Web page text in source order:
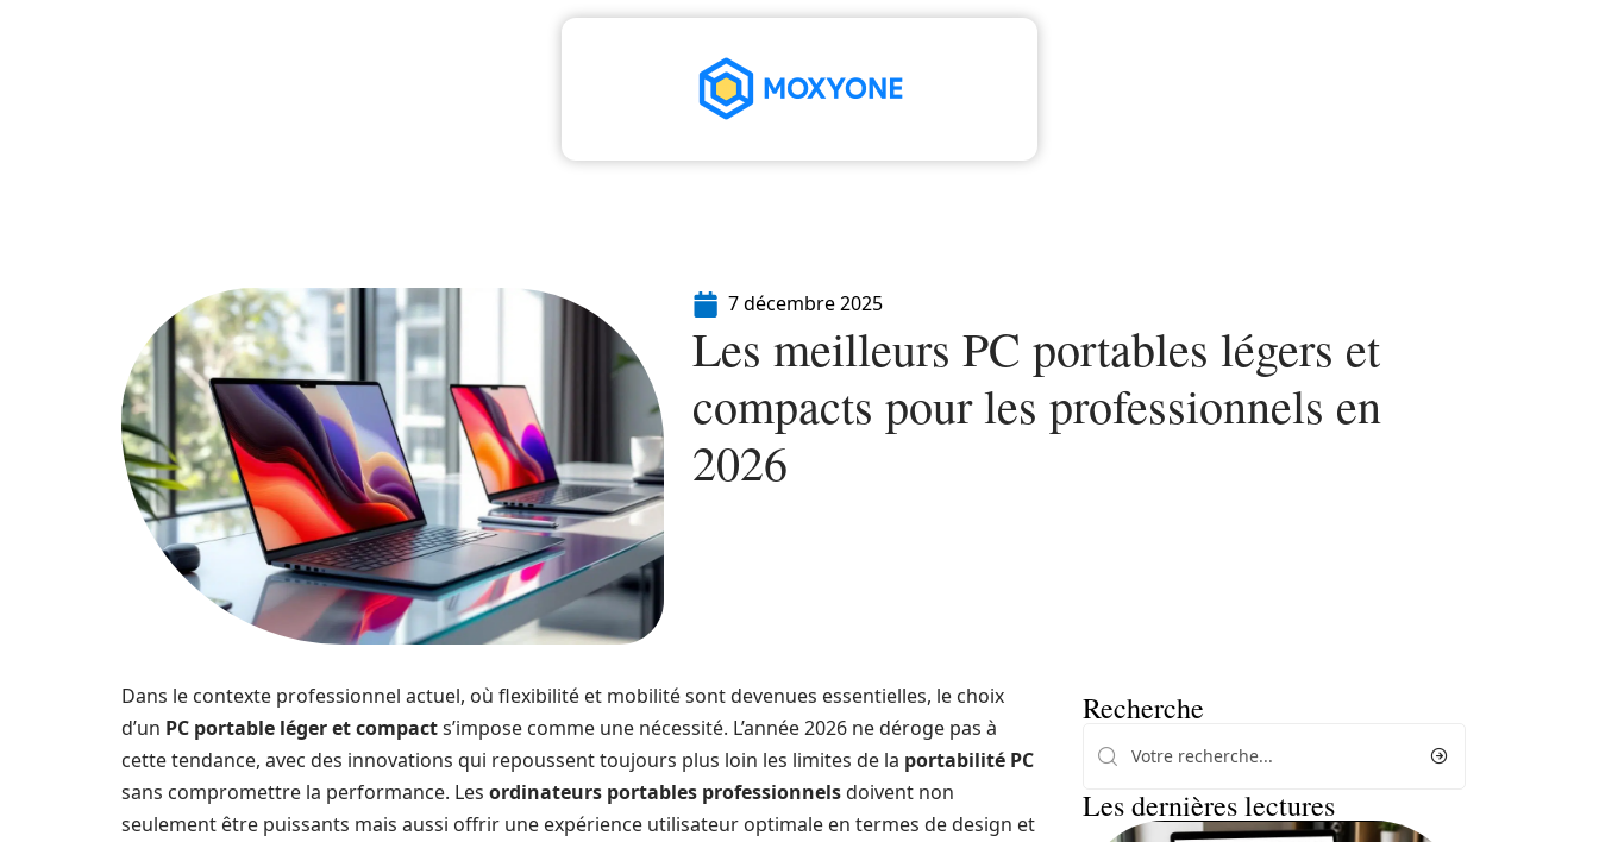
7 décembre 2025
Les meilleurs PC portables légers et
compacts pour les professionnels en
2026
Dans le contexte professionnel actuel, où flexibilité et mobilité sont devenues essentielles, le choix
d’un PC portable léger et compacts’impose comme une nécessité. L’année 2026 ne déroge pas à
cette tendance, avec des innovations qui repoussent toujours plus loin les limites de la portabilité PC
sans compromettre la performance. Les ordinateurs portables professionnelsdoivent non
seulement être puissants mais aussi offrir une expérience utilisateur optimale en termes de design et
Recherche
Les dernières lectures